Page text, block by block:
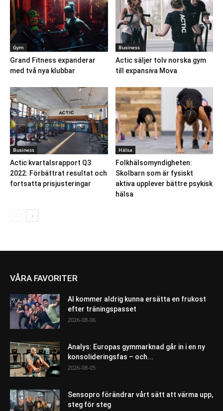
Gym
Grand Fitness expanderar
med två nya klubbar
Business
Actic säljer tolv norska gym
till expansiva Mova
Business
Actic kvartalsrapport Q3
2022: Förbättrat resultat och
fortsatta prisjusteringar
Hälsa
Folkhälsomyndigheten:
Skolbarn som är fysiskt
aktiva upplever bättre psykisk
hälsa
VÅRA FAVORITER
AI kommer aldrig kunna ersätta en frukost
efter träningspasset
2026-08-06
Analys: Europas gymmarknad går in i en ny
konsolideringsfas – och...
2026-08-05
Sensopro förändrar vårt sätt att värma upp,
steg för steg